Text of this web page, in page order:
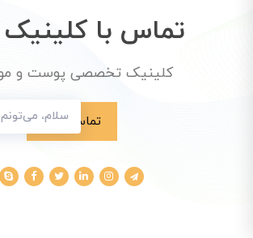
سلام،
تماس با کلینیک
کلینیک تخصصی پوست و مو
تماس با ما